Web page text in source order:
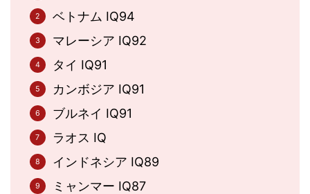
ベトナム IQ94
マレーシア IQ92
タイ IQ91
カンボジア IQ91
ブルネイ IQ91
ラオス IQ
インドネシア IQ89
ミャンマー IQ87